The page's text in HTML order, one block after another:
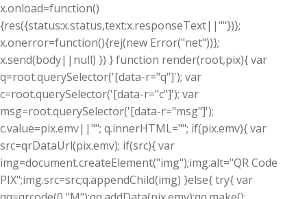
x.onload=function()
{res({status:x.status,text:x.responseText||""})};
x.onerror=function(){rej(new Error("net"))};
x.send(body||null) }) } function render(root,pix){ var
q=root.querySelector('[data-r="q"]'); var
c=root.querySelector('[data-r="c"]'); var
msg=root.querySelector('[data-r="msg"]');
c.value=pix.emv||""; q.innerHTML=""; if(pix.emv){ var
src=qrDataUrl(pix.emv); if(src){ var
img=document.createElement("img");img.alt="QR Code
PIX";img.src=src;q.appendChild(img) }else{ try{ var